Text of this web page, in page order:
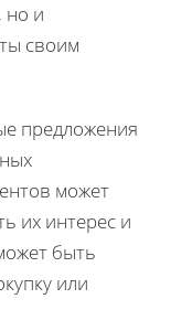
но и
своим
предложения
может
их интерес и
быть
или